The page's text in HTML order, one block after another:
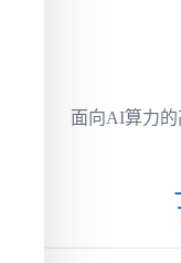
面向AI算力